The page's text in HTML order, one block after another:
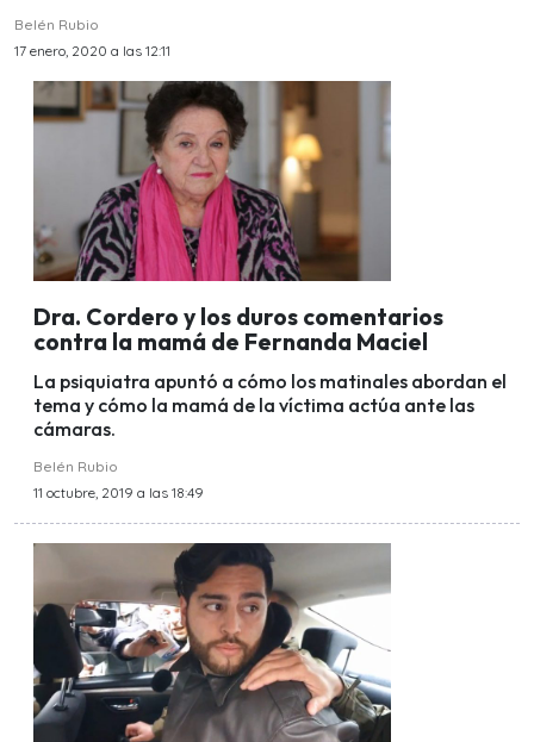
Belén Rubio
17 enero, 2020 a las 12:11
Dra. Cordero y los duros comentarios
contra la mamá de Fernanda Maciel
La psiquiatra apuntó a cómo los matinales abordan el
tema y cómo la mamá de la víctima actúa ante las
cámaras.
Belén Rubio
11 octubre, 2019 a las 18:49